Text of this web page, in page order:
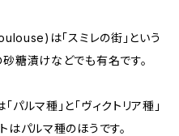
は「スミレの街」という
糖漬けなどでも有名です。
ルマ種」と「ヴィクトリア種」
はパルマ種のほうです。